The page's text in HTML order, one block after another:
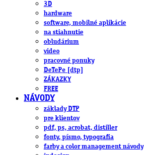
3D
hardware
software, mobilné aplikácie
na stiahnutie
obludárium
video
pracovné ponuky
DeTePe [dtp]
ZÁKAZKY
FREE
NÁVODY
základy DTP
pre klientov
pdf, ps, acrobat, distiller
fonty, písmo, typografia
farby a color management návody